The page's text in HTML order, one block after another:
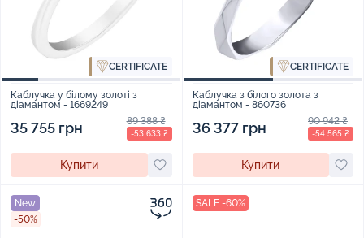
CERTIFICATE
Каблучка у білому золоті з
діамантом - 1669249
35 755 грн 89 388 ₴
-53 633 ₴
Купити
CERTIFICATE
Каблучка з білого золота з
діамантом - 860736
36 377 грн 90 942 ₴
-54 565 ₴
Купити
New
-50%
SALE -60%